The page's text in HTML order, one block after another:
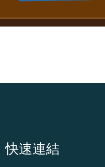
快速連結